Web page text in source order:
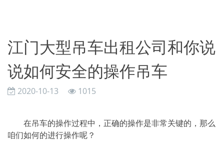
江门大型吊车出租公司和你说
说如何安全的操作吊车
2020-10-13 1015
在吊车的操作过程中，正确的操作是非常关键的，那么
咱们如何的进行操作呢？